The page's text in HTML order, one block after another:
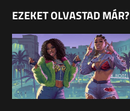
EZEKET OLVASTAD MÁR?